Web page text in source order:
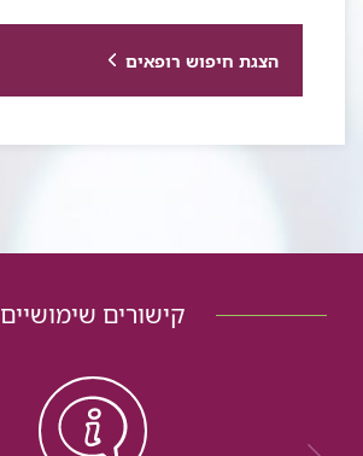
רשף
הצגת חיפוש רופאים
קישורים שימושיים